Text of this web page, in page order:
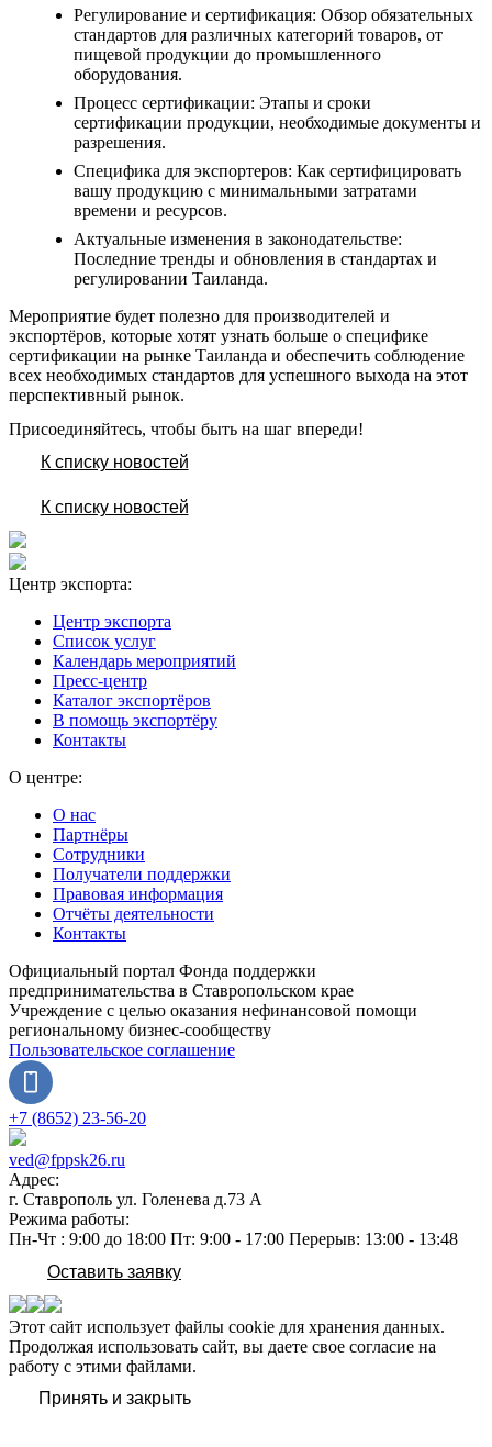
Регулирование и сертификация: Обзор обязательных
стандартов для различных категорий товаров, от
пищевой продукции до промышленного
оборудования.
Процесс сертификации: Этапы и сроки
сертификации продукции, необходимые документы и
разрешения.
Специфика для экспортеров: Как сертифицировать
вашу продукцию с минимальными затратами
времени и ресурсов.
Актуальные изменения в законодательстве:
Последние тренды и обновления в стандартах и
регулировании Таиланда.
Мероприятие будет полезно для производителей и
экспортёров, которые хотят узнать больше о специфике
сертификации на рынке Таиланда и обеспечить соблюдение
всех необходимых стандартов для успешного выхода на этот
перспективный рынок.
Присоединяйтесь, чтобы быть на шаг впереди!
К списку новостей
К списку новостей
Центр экспорта:
Центр экспорта
Список услуг
Календарь мероприятий
Пресс-центр
Каталог экспортёров
В помощь экспортёру
Контакты
О центре:
О нас
Партнёры
Сотрудники
Получатели поддержки
Правовая информация
Отчёты деятельности
Контакты
Официальный портал Фонда поддержки
предпринимательства в Ставропольском крае
Учреждение с целью оказания нефинансовой помощи
региональному бизнес-сообществу
Пользовательское соглашение
+7 (8652) 23-56-20
ved@fppsk26.ru
Адрес:
г. Ставрополь ул. Голенева д.73 A
Режима работы:
Пн-Чт : 9:00 до 18:00 Пт: 9:00 - 17:00 Перерыв: 13:00 - 13:48
Оставить заявку
Этот сайт использует файлы cookie для хранения данных.
Продолжая использовать сайт, вы даете свое согласие на
работу с этими файлами.
Принять и закрыть